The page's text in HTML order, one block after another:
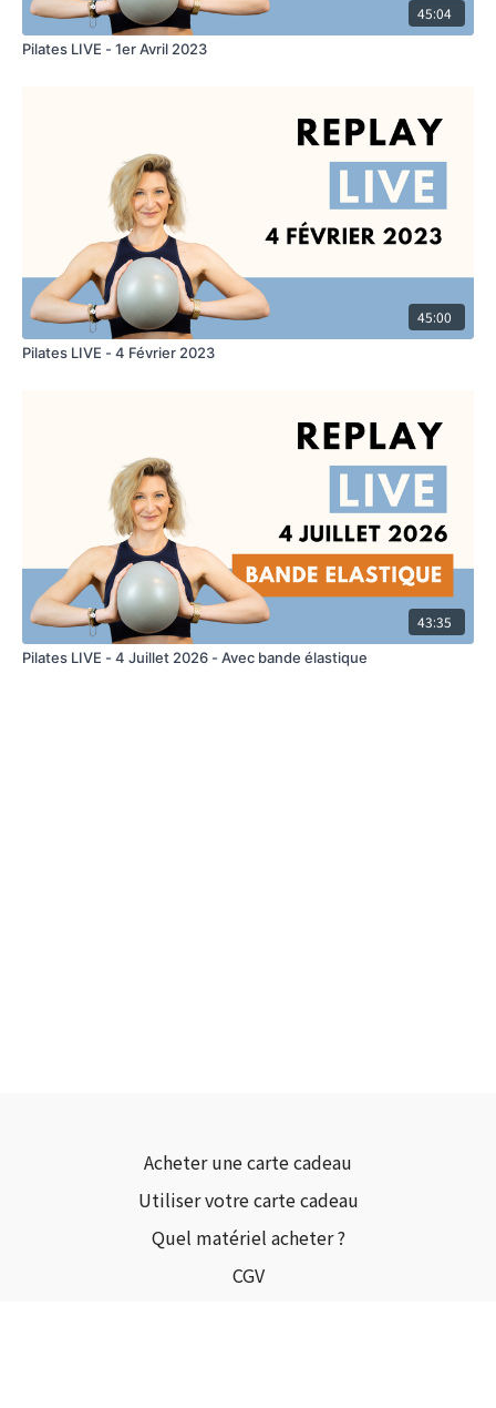
45:04
Pilates LIVE - 1er Avril 2023
45:00
Pilates LIVE - 4 Février 2023
43:35
Pilates LIVE - 4 Juillet 2026 - Avec bande élastique
Acheter une carte cadeau
Utiliser votre carte cadeau
Quel matériel acheter ?
CGV